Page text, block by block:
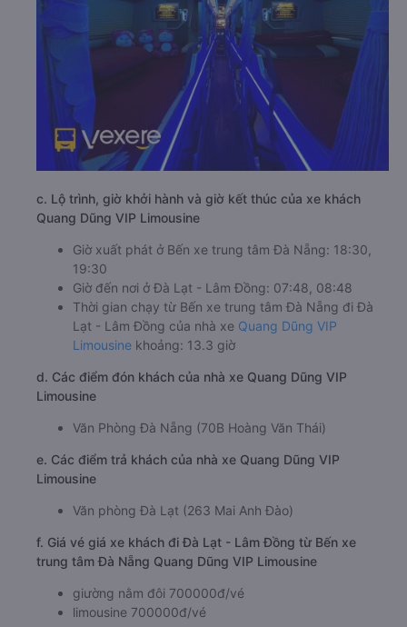
c. Lộ trình, giờ khởi hành và giờ kết thúc của xe khách
Quang Dũng VIP Limousine
Giờ xuất phát ở Bến xe trung tâm Đà Nẵng: 18:30,
19:30
Giờ đến nơi ở Đà Lạt - Lâm Đồng: 07:48, 08:48
Thời gian chạy từ Bến xe trung tâm Đà Nẵng đi Đà
Lạt - Lâm Đồng của nhà xe Quang Dũng VIP
Limousine khoảng: 13.3 giờ
d. Các điểm đón khách của nhà xe Quang Dũng VIP
Limousine
Văn Phòng Đà Nẵng (70B Hoàng Văn Thái)
e. Các điểm trả khách của nhà xe Quang Dũng VIP
Limousine
Văn phòng Đà Lạt (263 Mai Anh Đào)
f. Giá vé giá xe khách đi Đà Lạt - Lâm Đồng từ Bến xe
trung tâm Đà Nẵng Quang Dũng VIP Limousine
giường nằm đôi 700000đ/vé
limousine 700000đ/vé